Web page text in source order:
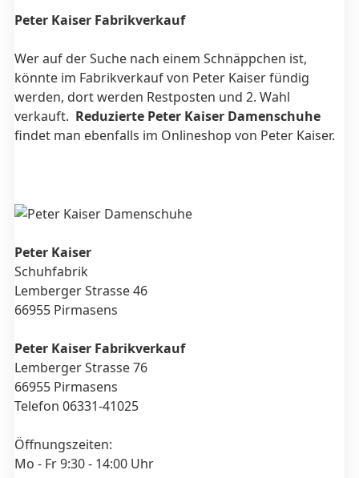
Peter Kaiser Fabrikverkauf
Wer auf der Suche nach einem Schnäppchen ist,
könnte im Fabrikverkauf von Peter Kaiser fündig
werden, dort werden Restposten und 2. Wahl
verkauft. Reduzierte Peter Kaiser Damenschuhe
findet man ebenfalls im Onlineshop von Peter Kaiser.
Peter Kaiser
Schuhfabrik
Lemberger Strasse 46
66955 Pirmasens
Peter Kaiser Fabrikverkauf
Lemberger Strasse 76
66955 Pirmasens
Telefon 06331-41025
Öffnungszeiten:
Mo - Fr 9:30 - 14:00 Uhr